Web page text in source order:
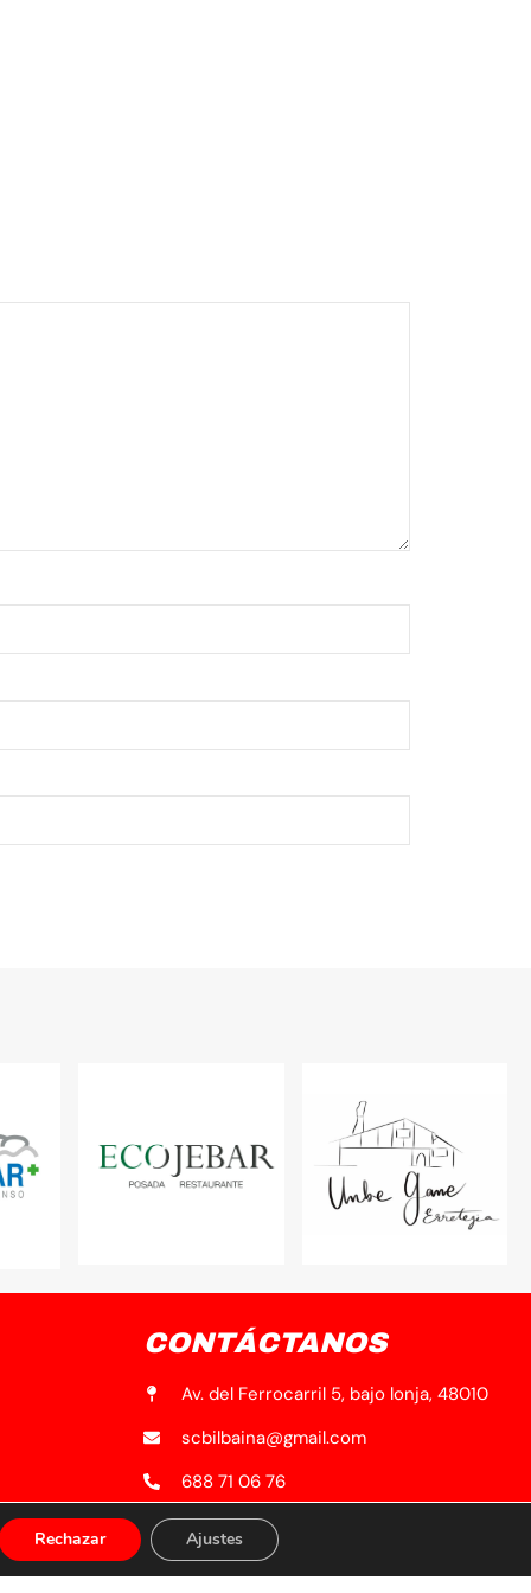
CONTÁCTANOS
Av. del Ferrocarril 5, bajo lonja, 48010
scbilbaina@gmail.com
688 71 06 76
Rechazar Ajustes